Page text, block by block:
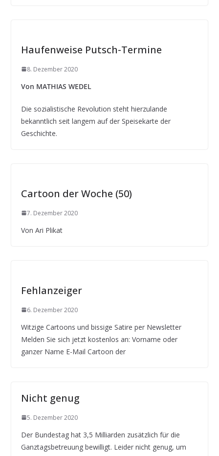
Haufenweise Putsch-Termine
8. Dezember 2020
Von MATHIAS WEDEL
Die sozialistische Revolution steht hierzulande
bekanntlich seit langem auf der Speisekarte der
Geschichte.
Cartoon der Woche (50)
7. Dezember 2020
Von Ari Plikat
Fehlanzeiger
6. Dezember 2020
Witzige Cartoons und bissige Satire per Newsletter
Melden Sie sich jetzt kostenlos an: Vorname oder
ganzer Name E-Mail Cartoon der
Nicht genug
5. Dezember 2020
Der Bundestag hat 3,5 Milliarden zusätzlich für die
Ganztagsbetreuung bewilligt. Leider nicht genug, um